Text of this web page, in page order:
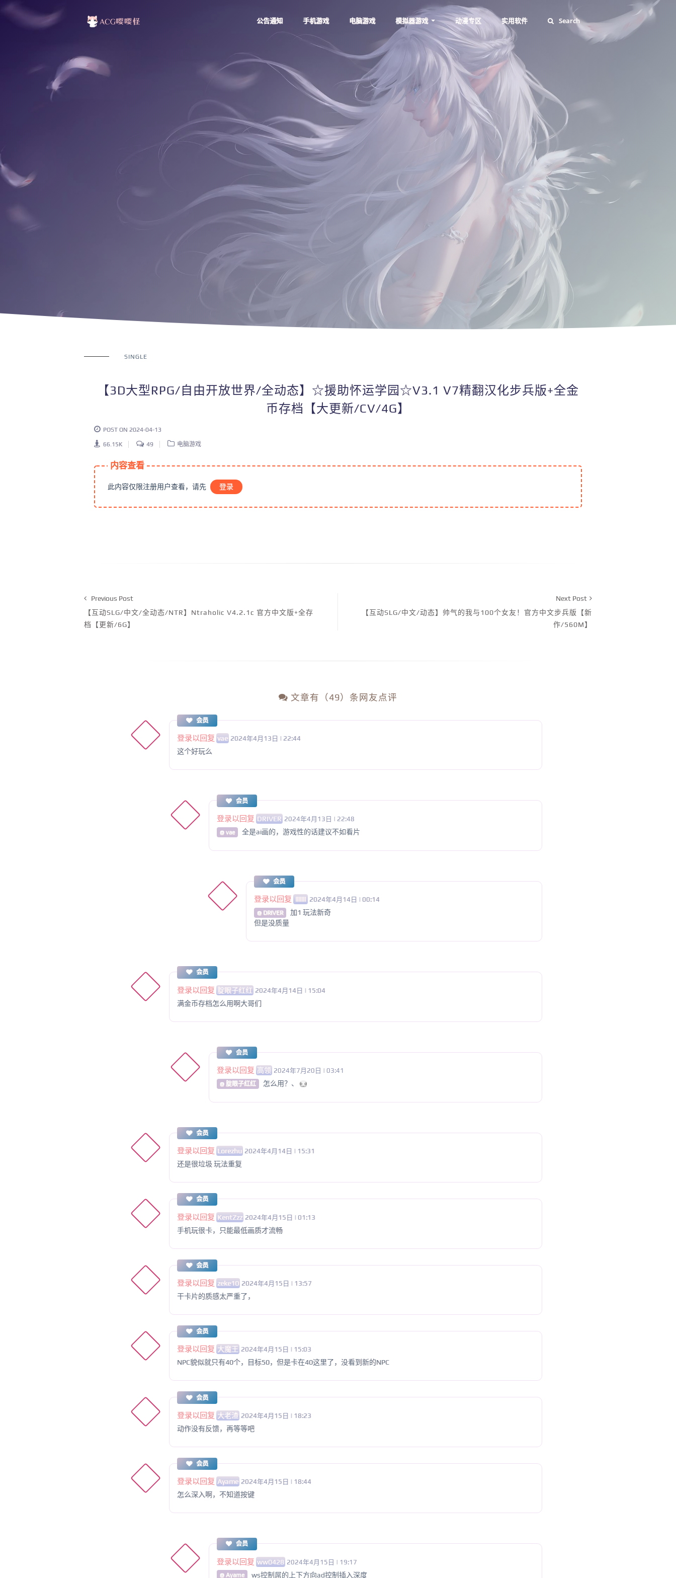
公告通知 手机游戏 电脑游戏 模拟器游戏 动漫专区 实用软件 Search
SINGLE
【3D大型RPG/自由开放世界/全动态】☆援助怀运学园☆V3.1 V7精翻汉化步兵版+全金
币存档【大更新/CV/4G】
POST ON 2024-04-13
66.15K 49 电脑游戏
内容查看
此内容仅限注册用户查看，请先 登录
Previous Post
【互动SLG/中文/全动态/NTR】Ntraholic V4.2.1c 官方中文版+全存
档【更新/6G】
Next Post
【互动SLG/中文/动态】帅气的我与100个女友！官方中文步兵版【新
作/560M】
文章有（49）条网友点评
会员
登录以回复 vae 2024年4月13日 | 22:44
这个好玩么
会员
登录以回复 DRIVER 2024年4月13日 | 22:48
@ vae 全是ai画的，游戏性的话建议不如看片
会员
登录以回复 lllllll 2024年4月14日 | 00:14
@ DRIVER
加1 玩法新奇
但是没质量
会员
登录以回复 腚眼子红红 2024年4月14日 | 15:04
满金币存档怎么用啊大哥们
会员
登录以回复 高领 2024年7月20日 | 03:41
@ 腚眼子红红 怎么用？、
会员
登录以回复 Lorezhu 2024年4月14日 | 15:31
还是很垃圾 玩法重复
会员
登录以回复 KentZzz 2024年4月15日 | 01:13
手机玩很卡，只能最低画质才流畅
会员
登录以回复 zeke10 2024年4月15日 | 13:57
干卡片的质感太严重了，
会员
登录以回复 大魔王 2024年4月15日 | 15:03
NPC貌似就只有40个，目标50，但是卡在40这里了，没看到新的NPC
会员
登录以回复 大老渣 2024年4月15日 | 18:23
动作没有反馈，再等等吧
会员
登录以回复 Ayame 2024年4月15日 | 18:44
怎么深入啊，不知道按键
会员
登录以回复 ww0428 2024年4月15日 | 19:17
@ Ayame ws控制屌的上下方向ad控制插入深度